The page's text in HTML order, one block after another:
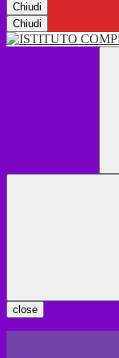
Chiudi
Chiudi
close